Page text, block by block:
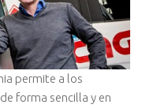
permite a los
forma sencilla y en